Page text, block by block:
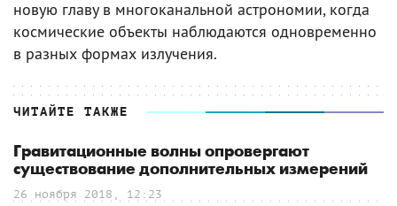
новую главу в многоканальной астрономии, когда
космические объекты наблюдаются одновременно
в разных формах излучения.
ЧИТАЙТЕ ТАКЖЕ
Гравитационные волны опровергают
существование дополнительных измерений
26 ноября 2018, 12:23